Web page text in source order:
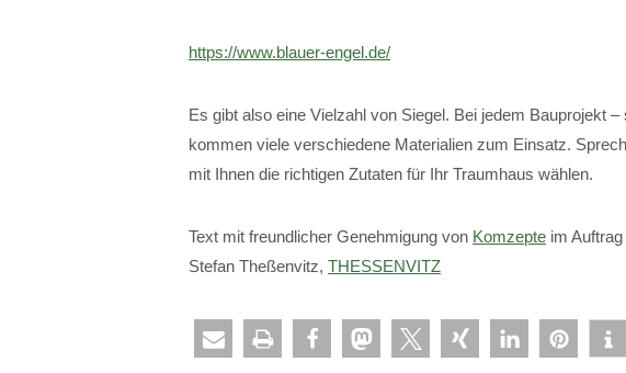
https://www.blauer-engel.de/
Es gibt also eine Vielzahl von Siegel. Bei jedem Bauprojekt
kommen viele verschiedene Materialien zum Einsatz.
mit Ihnen die richtigen Zutaten für Ihr Traumhaus wählen.
Text mit freundlicher Genehmigung von Komzepte im
Stefan Theßenvitz, THESSENVITZ